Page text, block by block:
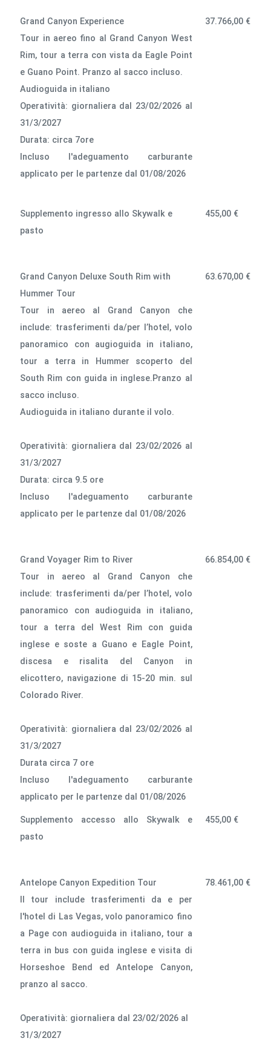
Grand Canyon Experience
Tour in aereo fino al Grand Canyon West
Rim, tour a terra con vista da Eagle Point
e Guano Point. Pranzo al sacco incluso.
Audioguida in italiano
Operatività: giornaliera dal 23/02/2026 al
31/3/2027
Durata: circa 7ore
lncluso l'adeguamento carburante
applicato per le partenze dal 01/08/2026
37.766,00 €
Supplemento ingresso allo Skywalk e
pasto
455,00 €
Grand Canyon Deluxe South Rim with
Hummer Tour
Tour in aereo al Grand Canyon che
include: trasferimenti da/per l’hotel, volo
panoramico con augioguida in italiano,
tour a terra in Hummer scoperto del
South Rim con guida in inglese.Pranzo al
sacco incluso.
Audioguida in italiano durante il volo.
Operatività: giornaliera dal 23/02/2026 al
31/3/2027
Durata: circa 9.5 ore
lncluso l'adeguamento carburante
applicato per le partenze dal 01/08/2026
63.670,00 €
Grand Voyager Rim to River
Tour in aereo al Grand Canyon che
include: trasferimenti da/per l’hotel, volo
panoramico con audioguida in italiano,
tour a terra del West Rim con guida
inglese e soste a Guano e Eagle Point,
discesa e risalita del Canyon in
elicottero, navigazione di 15-20 min. sul
Colorado River.
Operatività: giornaliera dal 23/02/2026 al
31/3/2027
Durata circa 7 ore
lncluso l'adeguamento carburante
applicato per le partenze dal 01/08/2026
66.854,00 €
Supplemento accesso allo Skywalk e
pasto
455,00 €
Antelope Canyon Expedition Tour
Il tour include trasferimenti da e per
l'hotel di Las Vegas, volo panoramico fino
a Page con audioguida in italiano, tour a
terra in bus con guida inglese e visita di
Horseshoe Bend ed Antelope Canyon,
pranzo al sacco.
Operatività: giornaliera dal 23/02/2026 al
31/3/2027
78.461,00 €